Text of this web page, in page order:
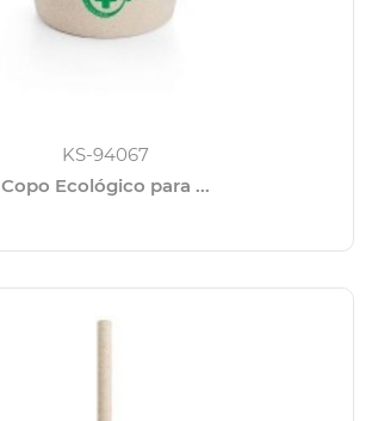
KS-94067
Copo Ecológico para ...